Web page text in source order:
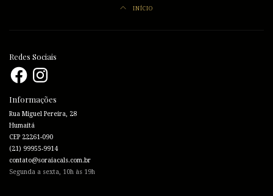
INÍCIO
Redes Sociais
FacebookInstagram
Informações
Rua Miguel Pereira, 28
Humaitá
CEP 22261-090
(21) 99955-9914
contato@soraiacals.com.br
Segunda a sexta, 10h às 19h